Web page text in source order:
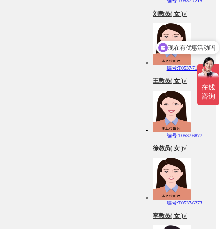
刘教员( 女 )√
编号:T0537-7171
王教员( 女 )√
编号:T0537-6877
徐教员( 女 )√
编号:T0537-6273
李教员( 女 )√
可以介绍下你们的产品么
现在有优惠活动吗